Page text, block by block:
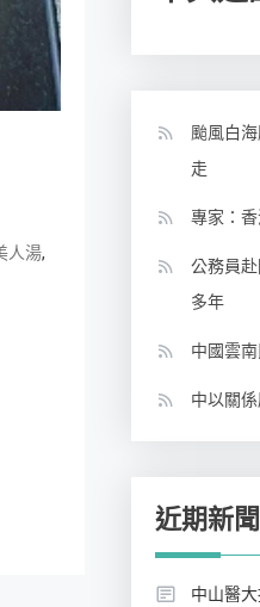
人湯,
颱風白
走
專家：
公務員
多年
中國雲
中以關
近期新聞
中山醫